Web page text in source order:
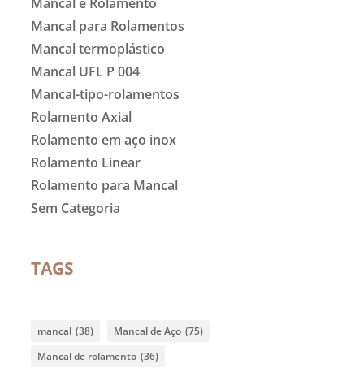
Mancal para Rolamentos
Mancal termoplástico
Mancal UFL P 004
Mancal-tipo-rolamentos
Rolamento Axial
Rolamento em aço inox
Rolamento Linear
Rolamento para Mancal
Sem Categoria
TAGS
mancal (38) Mancal de Aço (75)
Mancal de rolamento (36)